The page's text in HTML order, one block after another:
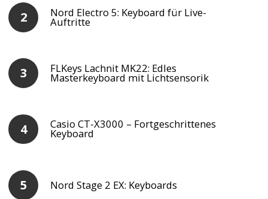
Nord Electro 5: Keyboard für Live-
Auftritte
FLKeys Lachnit MK22: Edles
Masterkeyboard mit Lichtsensorik
Casio CT-X3000 – Fortgeschrittenes
Keyboard
Nord Stage 2 EX: Keyboards